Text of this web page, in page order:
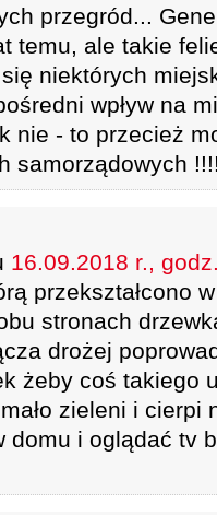
przegród...
temu, ale takie
niektórych
wpływ na
nie - to przecież
samorządowych
16.09.2018 r.,
przekształcono
stronach
drożej
żeby coś takiego
zieleni i cierpi
domu i oglądać tv